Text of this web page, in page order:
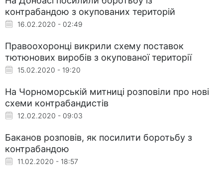
контрабандою з окупованих територій
16.02.2020 - 02:49
Правоохоронці викрили схему поставок
тютюнових виробів з окупованої території
15.02.2020 - 19:20
На Чорноморській митниці розповіли про нові
схеми контрабандистів
12.02.2020 - 09:03
Баканов розповів, як посилити боротьбу з
контрабандою
11.02.2020 - 18:57